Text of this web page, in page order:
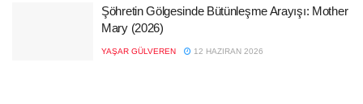
Şöhretin Gölgesinde Bütünleşme Arayışı: Mother
Mary (2026)
YAŞAR GÜLVEREN 12 HAZIRAN 2026